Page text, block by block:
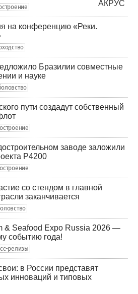
на конференцию «Реки.
Бразилии совместные
и науке
пути создадут собственный
заводе заложили
Р4200
со стендом в главной
заканчивается
& Seafood Expo Russia 2026 —
событию года!
релизы
в России представят
инноваций и типовых